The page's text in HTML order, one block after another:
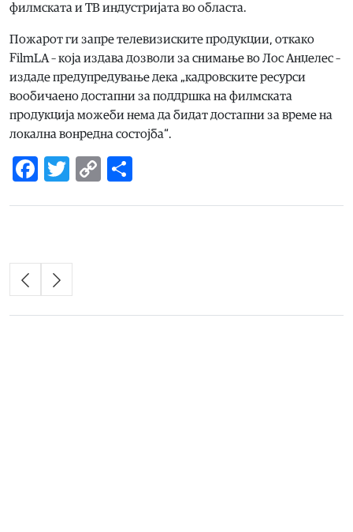
филмската и ТВ индустријата во областа.
Пожарот ги запре телевизиските продукции, откако
FilmLA – која издава дозволи за снимање во Лос Анџелес –
издаде предупредување дека „кадровските ресурси
вообичаено достапни за поддршка на филмската
продукција можеби нема да бидат достапни за време на
локална вонредна состојба“.
Facebook
Twitter
Copy